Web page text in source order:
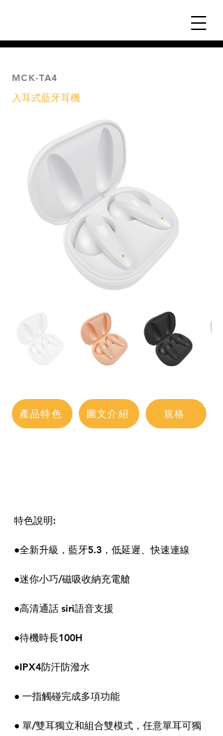
MCK-TA4
入耳式藍牙耳機
產品特色 圖文介紹 規格
特色說明:
●全新升級，藍牙5.3，低延遲、快速連線
●迷你小巧/磁吸收納充電艙
●高清通話 siri語音支援
●待機時長100H
●IPX4防汗防潑水
● 一指觸碰完成多項功能
● 單/雙耳獨立和組合雙模式，任意單耳可獨